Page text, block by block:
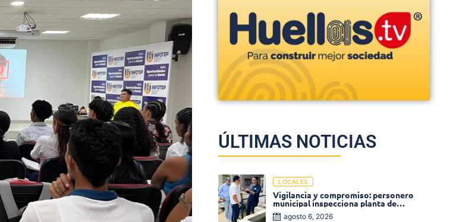
ÚLTIMAS NOTICIAS
LOCALES
Vigilancia y compromiso: personero
municipal inspecciona planta de
tratamiento de agua
agosto 6, 2026